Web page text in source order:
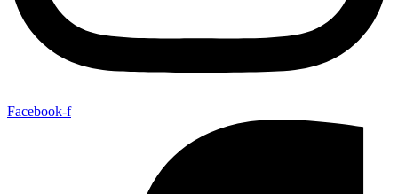
Facebook-f